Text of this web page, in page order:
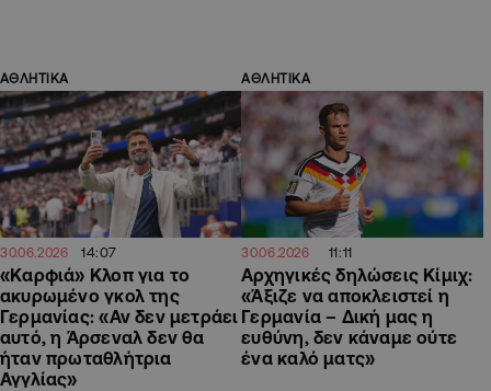
ΑΘΛΗΤΙΚΑ
30.06.2026 14:07
«Καρφιά» Κλοπ για το
ακυρωμένο γκολ της
Γερμανίας: «Αν δεν μετράει
αυτό, η Άρσεναλ δεν θα
ήταν πρωταθλήτρια
Αγγλίας»
ΑΘΛΗΤΙΚΑ
30.06.2026 11:11
Αρχηγικές δηλώσεις Κίμιχ:
«Άξιζε να αποκλειστεί η
Γερμανία – Δική μας η
ευθύνη, δεν κάναμε ούτε
ένα καλό ματς»